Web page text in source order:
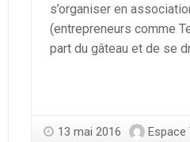
s’organiser en
(entrepreneurs comme
part du gâteau et de se
13 mai 2016 Espace